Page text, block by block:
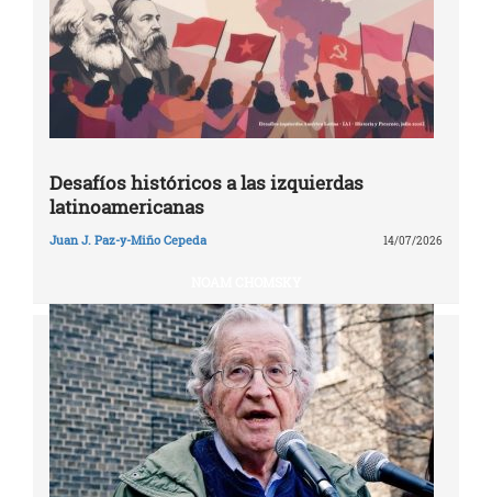
Desafíos históricos a las izquierdas
latinoamericanas
Juan J. Paz-y-Miño Cepeda 14/07/2026